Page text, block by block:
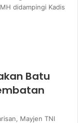
didampingi Kadis
Batu
Mayjen TNI